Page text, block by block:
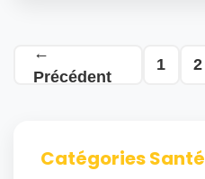
←
Précédent
1 2
Catégories Santé